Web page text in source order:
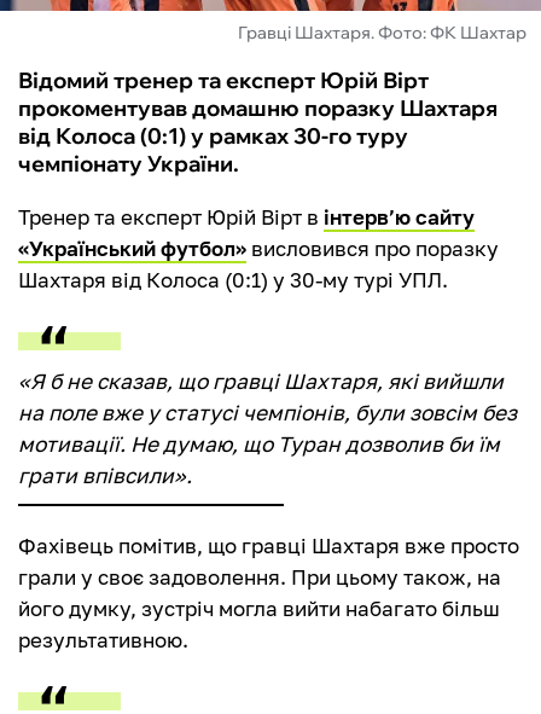
Гравці Шахтаря. Фото: ФК Шахтар
Відомий тренер та експерт Юрій Вірт
прокоментував домашню поразку Шахтаря
від Колоса (0:1) у рамках 30-го туру
чемпіонату України.
Тренер та експерт Юрій Вірт в інтерв’ю сайту
«Український футбол» висловився про поразку
Шахтаря від Колоса (0:1) у 30-му турі УПЛ.
«Я б не сказав, що гравці Шахтаря, які вийшли
на поле вже у статусі чемпіонів, були зовсім без
мотивації. Не думаю, що Туран дозволив би їм
грати впівсили».
Фахівець помітив, що гравці Шахтаря вже просто
грали у своє задоволення. При цьому також, на
його думку, зустріч могла вийти набагато більш
результативною.